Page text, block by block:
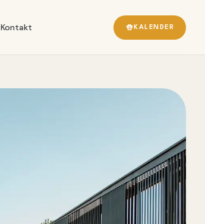
Kontakt KALENDER